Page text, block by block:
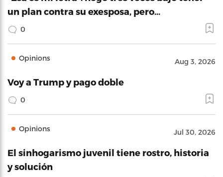
un plan contra su exesposa, pero…
0
Opinions Aug 3, 2026
Voy a Trump y pago doble
0
Opinions Jul 30, 2026
El sinhogarismo juvenil tiene rostro, historia
y solución